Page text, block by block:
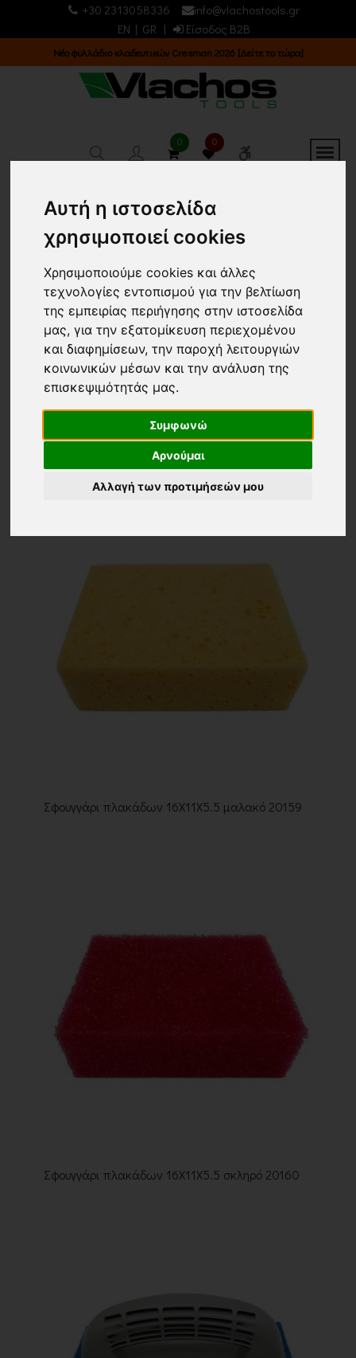
Αυτή η ιστοσελίδα
χρησιμοποιεί cookies
Χρησιμοποιούμε cookies και άλλες
τεχνολογίες εντοπισμού για την βελτίωση
της εμπειρίας περιήγησης στην ιστοσελίδα
μας, για την εξατομίκευση περιεχομένου
και διαφημίσεων, την παροχή λειτουργιών
κοινωνικών μέσων και την ανάλυση της
επισκεψιμότητάς μας.
Συμφωνώ
Αρνούμαι
Αλλαγή των προτιμήσεών μου
+30 2313058336
info@vlachostools.gr
EN | GR | Είσοδος B2B
2026 [Δείτε το τώρα] Νέος κατάλογος 2025
0 0
ΕΙΔΗ ΒΑΦΗΣ & ΧΗΜΙΚΑ/
ΕΙΔΗ ΒΑΨΙΜΑΤΟΣ &
ΕΠΕΞΕΡΓΑΣΙΑΣ ΣΟΒΑ/
ΤΡΙΒΙΔΙΑ-ΣΦΟΥΓΓΑΡΙΑ
Κεντρική σελίδα
ΕΙΔΗ ΒΑΦΗΣ & ΧΗΜΙΚΑ
ΕΙΔΗ ΒΑΨΙΜΑΤΟΣ & ΕΠΕΞΕΡΓΑΣΙΑΣ ΣΟΒΑ
ΤΡΙΒΙΔΙΑ-ΣΦΟΥΓΓΑΡΙΑ
Επιστροφή
Ταξινόμηση
24 ΠΡΟΙΟΝΤΑ
Σφουγγάρι πλακάδων 16Χ11Χ5.5 μαλακό 20159
Σφουγγάρι πλακάδων 16Χ11Χ5.5 σκληρό 20160